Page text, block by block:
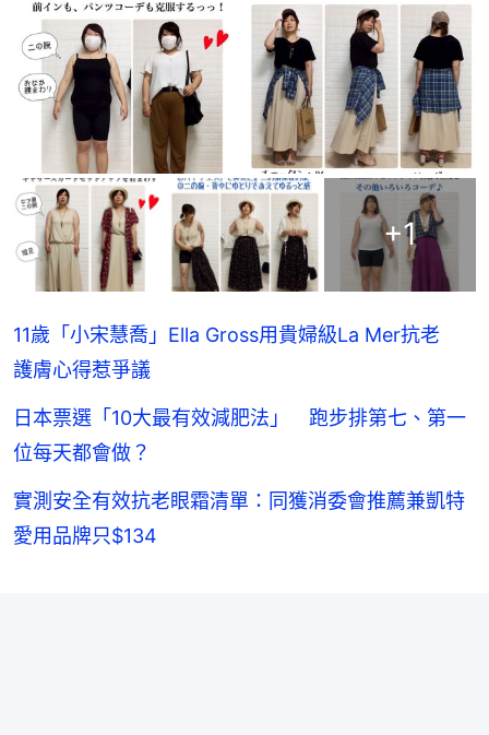
+1
11歲「小宋慧喬」Ella Gross用貴婦級La Mer抗老
護膚心得惹爭議
日本票選「10大最有效減肥法」 跑步排第七、第一
位每天都會做？
實測安全有效抗老眼霜清單：同獲消委會推薦兼凱特
愛用品牌只$134